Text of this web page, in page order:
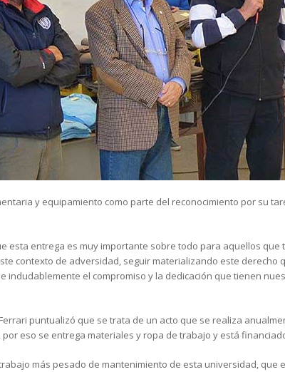
y equipamiento como parte del reconocimiento por su
esta entrega es muy importante sobre todo para aquellos
contexto de adversidad, seguir materializando este derecho
el compromiso y la dedicación que tienen
puntualizó que se trata de un acto que se realiza
eso se entrega materiales y ropa de trabajo y está
más pesado de mantenimiento de esta universidad,